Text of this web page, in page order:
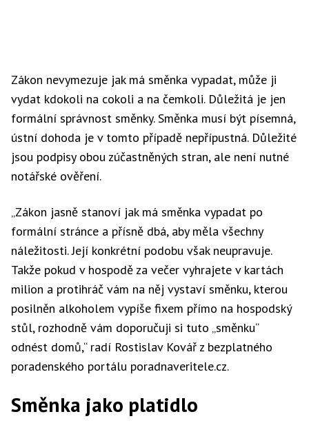
Zákon nevymezuje jak má směnka vypadat, může ji
vydat kdokoli na cokoli a na čemkoli. Důležitá je jen
formální správnost směnky. Směnka musí být písemná,
ústní dohoda je v tomto případě nepřípustná. Důležité
jsou podpisy obou zúčastněných stran, ale není nutné
notářské ověření.
„Zákon jasně stanoví jak má směnka vypadat po
formální stránce a přísně dbá, aby měla všechny
náležitosti. Její konkrétní podobu však neupravuje.
Takže pokud v hospodě za večer vyhrajete v kartách
milion a protihráč vám na něj vystaví směnku, kterou
posilněn alkoholem vypíše fixem přímo na hospodský
stůl, rozhodně vám doporučuji si tuto „směnku“
odnést domů,“ radí Rostislav Kovář z bezplatného
poradenského portálu poradnaveritele.cz.
Směnka jako platidlo